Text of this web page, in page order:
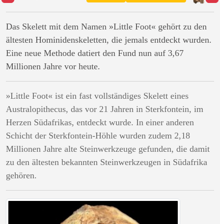
Das Skelett mit dem Namen »Little Foot« gehört zu den
ältesten Hominidenskeletten, die jemals entdeckt wurden.
Eine neue Methode datiert den Fund nun auf 3,67
Millionen Jahre vor heute.
»Little Foot« ist ein fast vollständiges Skelett eines
Australopithecus, das vor 21 Jahren in Sterkfontein, im
Herzen Südafrikas, entdeckt wurde. In einer anderen
Schicht der Sterkfontein-Höhle wurden zudem 2,18
Millionen Jahre alte Steinwerkzeuge gefunden, die damit
zu den ältesten bekannten Steinwerkzeugen in Südafrika
gehören.